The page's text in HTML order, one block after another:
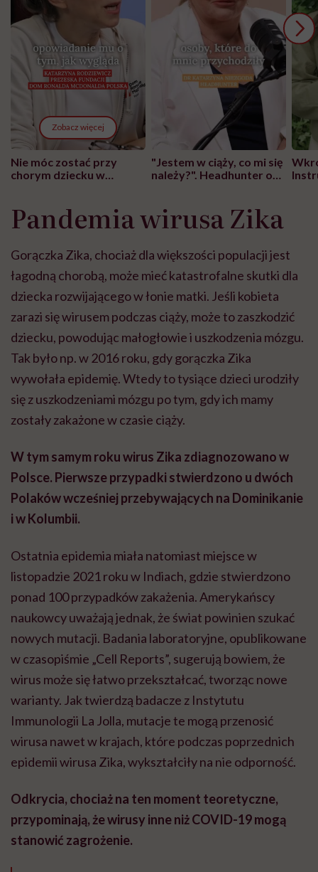
Zobacz więcej
Nie móc zostać przy
chorym dziecku w
może chyba tylko
głupota i brak
"Jestem w ciąży, co mi się
należy?". Headhunter o
pracy
Pandemia wirusa Zika
Gorączka Zika, chociaż dla większości populacji jest
łagodną chorobą, może mieć katastrofalne skutki dla
dziecka rozwijającego w łonie matki. Jeśli kobieta
zarazi się wirusem podczas ciąży, może to zaszkodzić
dziecku, powodując małogłowie i uszkodzenia mózgu.
Tak było np. w 2016 roku, gdy gorączka Zika
wywołała epidemię. Wtedy to tysiące dzieci urodziły
się z uszkodzeniami mózgu po tym, gdy ich mamy
zostały zakażone w czasie ciąży.
W tym samym roku wirus Zika zdiagnozowano w
Polsce. Pierwsze przypadki stwierdzono u dwóch
Polaków wcześniej przebywających na Dominikanie
i w Kolumbii.
Ostatnia epidemia miała natomiast miejsce w
listopadzie 2021 roku w Indiach, gdzie stwierdzono
ponad 100 przypadków zakażenia. Amerykańscy
naukowcy uważają jednak, że świat powinien szukać
nowych mutacji. Badania laboratoryjne, opublikowane
w czasopiśmie „Cell Reports”, sugerują bowiem, że
wirus może się łatwo przekształcać, tworząc nowe
warianty. Jak twierdzą badacze z Instytutu
Immunologii La Jolla, mutacje te mogą przenosić
wirusa nawet w krajach, które podczas poprzednich
epidemii wirusa Zika, wykształciły na nie odporność.
Odkrycia, chociaż na ten moment teoretyczne,
przypominają, że wirusy inne niż COVID-19 mogą
stanowić zagrożenie.